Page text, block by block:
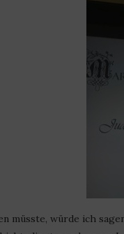
müsste, würde ich